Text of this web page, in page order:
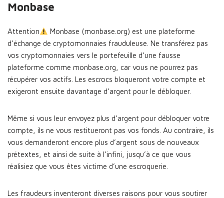
Monbase
Attention
Monbase (monbase.org) est une plateforme
d’échange de cryptomonnaies frauduleuse. Ne transférez pas
vos cryptomonnaies vers le portefeuille d’une fausse
plateforme comme monbase.org, car vous ne pourrez pas
récupérer vos actifs. Les escrocs bloqueront votre compte et
exigeront ensuite davantage d’argent pour le débloquer.
Même si vous leur envoyez plus d’argent pour débloquer votre
compte, ils ne vous restitueront pas vos fonds. Au contraire, ils
vous demanderont encore plus d’argent sous de nouveaux
prétextes, et ainsi de suite à l’infini, jusqu’à ce que vous
réalisiez que vous êtes victime d’une escroquerie.
Les fraudeurs inventeront diverses raisons pour vous soutirer